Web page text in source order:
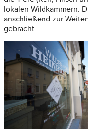
lokalen Wildkammern.
anschließend zur
gebracht.